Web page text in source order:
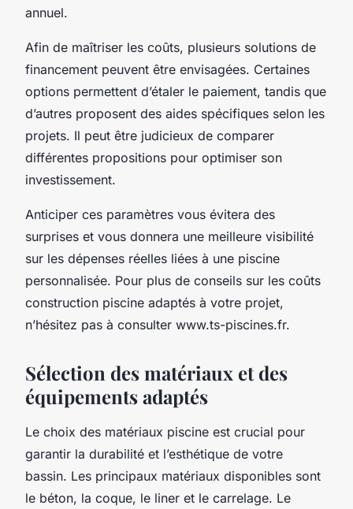
annuel.
Afin de maîtriser les coûts, plusieurs solutions de
financement peuvent être envisagées. Certaines
options permettent d’étaler le paiement, tandis que
d’autres proposent des aides spécifiques selon les
projets. Il peut être judicieux de comparer
différentes propositions pour optimiser son
investissement.
Anticiper ces paramètres vous évitera des
surprises et vous donnera une meilleure visibilité
sur les dépenses réelles liées à une piscine
personnalisée. Pour plus de conseils sur les coûts
construction piscine adaptés à votre projet,
n’hésitez pas à consulter www.ts-piscines.fr.
Sélection des matériaux et des
équipements adaptés
Le choix des matériaux piscine est crucial pour
garantir la durabilité et l’esthétique de votre
bassin. Les principaux matériaux disponibles sont
le béton, la coque, le liner et le carrelage. Le